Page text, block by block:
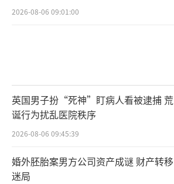
2026-08-06 09:01:00
英国男子扮“死神”盯病人看被逮捕 荒
诞行为扰乱医院秩序
2026-08-06 09:45:39
婚外胚胎案男方公司资产成谜 财产转移
迷局